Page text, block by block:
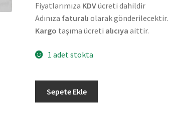
Fiyatlarımıza KDVücreti dahildir
Adınıza faturalı olarak gönderilecektir.
Kargo taşıma ücreti alıcıya aittir.
1 adet stokta
Mitsubishi
Sepete Ekle